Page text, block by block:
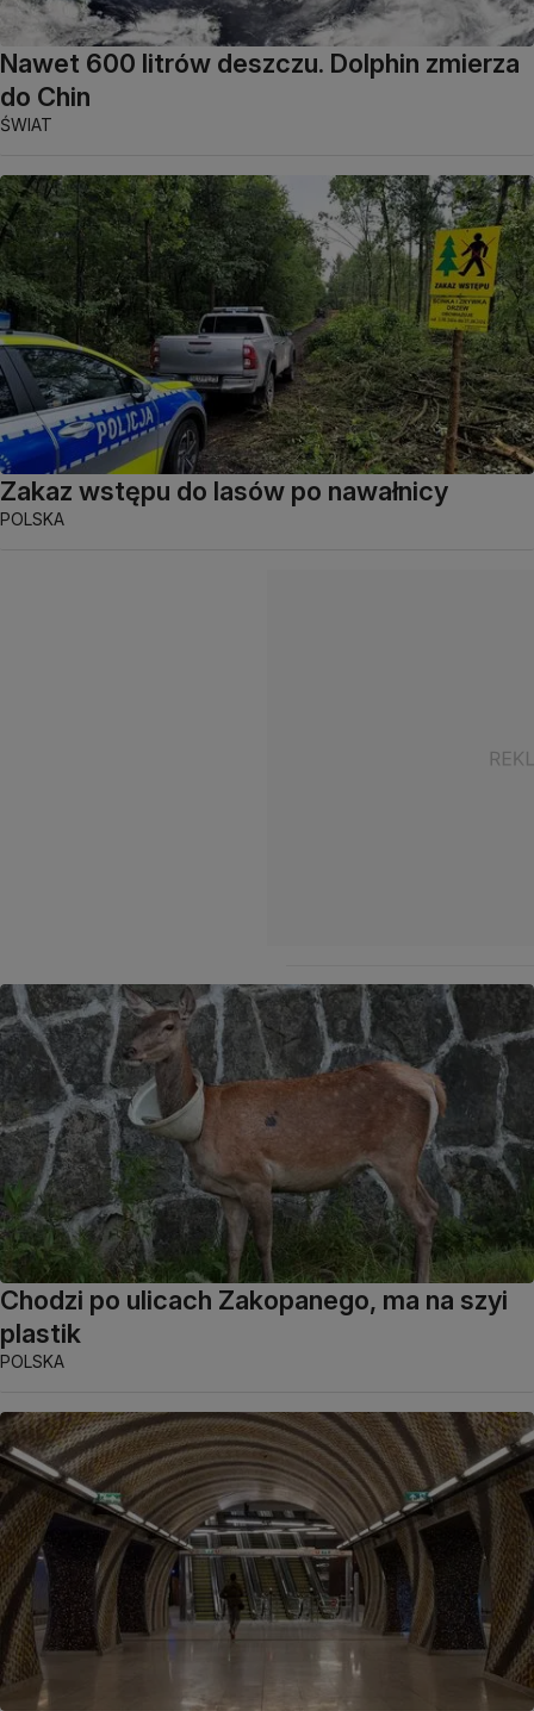
Nawet 600 litrów deszczu. Dolphin zmierza
do Chin
ŚWIAT
Zakaz wstępu do lasów po nawałnicy
POLSKA
Chodzi po ulicach Zakopanego, ma na szyi
plastik
POLSKA